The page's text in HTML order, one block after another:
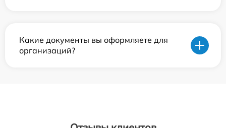
Какие документы вы оформляете для
организаций?